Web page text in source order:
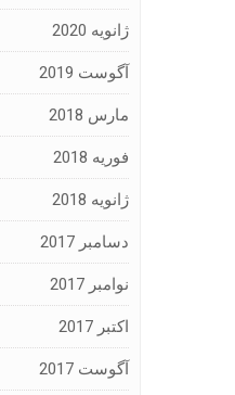
ژانویه 2020
آگوست 2019
مارس 2018
فوریه 2018
ژانویه 2018
دسامبر 2017
نوامبر 2017
اکتبر 2017
آگوست 2017